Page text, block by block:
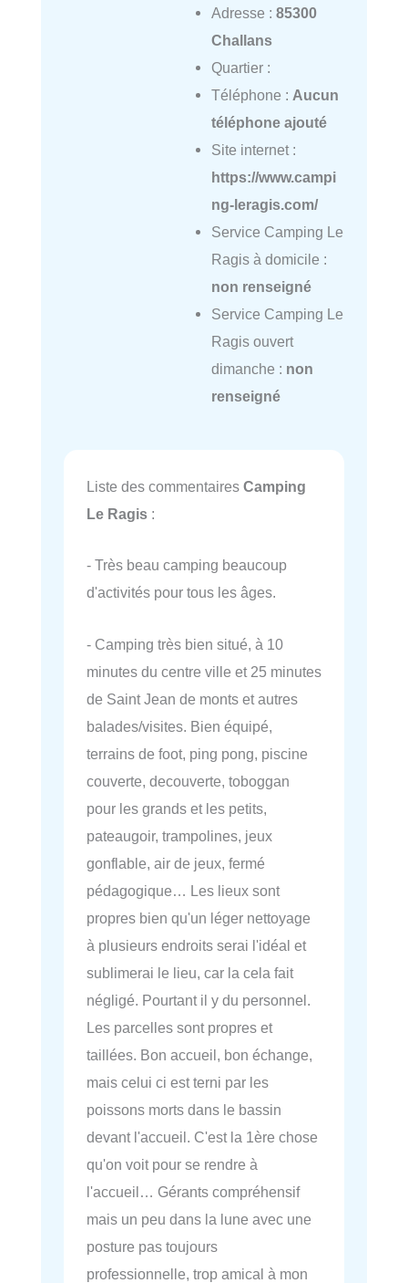
Adresse : 85300
Challans
Quartier :
Téléphone : Aucun
téléphone ajouté
Site internet :
https://www.campi
ng-leragis.com/
Service Camping Le
Ragis à domicile :
non renseigné
Service Camping Le
Ragis ouvert
dimanche : non
renseigné
Liste des commentaires Camping
Le Ragis :
- Très beau camping beaucoup
d'activités pour tous les âges.
- Camping très bien situé, à 10
minutes du centre ville et 25 minutes
de Saint Jean de monts et autres
balades/visites. Bien équipé,
terrains de foot, ping pong, piscine
couverte, decouverte, toboggan
pour les grands et les petits,
pateaugoir, trampolines, jeux
gonflable, air de jeux, fermé
pédagogique… Les lieux sont
propres bien qu'un léger nettoyage
à plusieurs endroits serai l'idéal et
sublimerai le lieu, car la cela fait
négligé. Pourtant il y du personnel.
Les parcelles sont propres et
taillées. Bon accueil, bon échange,
mais celui ci est terni par les
poissons morts dans le bassin
devant l'accueil. C'est la 1ère chose
qu'on voit pour se rendre à
l'accueil… Gérants compréhensif
mais un peu dans la lune avec une
posture pas toujours
professionnelle, trop amical à mon